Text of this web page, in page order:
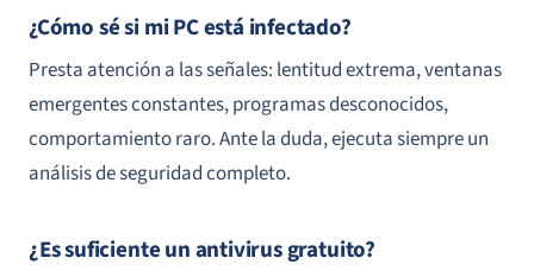
¿Cómo sé si mi PC está infectado?
Presta atención a las señales: lentitud extrema, ventanas
emergentes constantes, programas desconocidos,
comportamiento raro. Ante la duda, ejecuta siempre un
análisis de seguridad completo.
¿Es suficiente un antivirus gratuito?